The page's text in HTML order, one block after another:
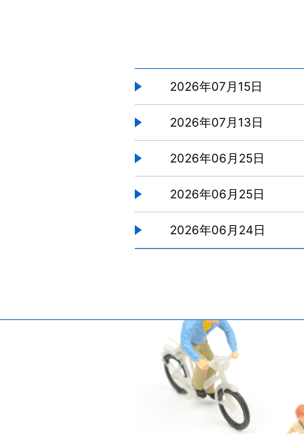
2026年07月15日
2026年07月13日
2026年06月25日
2026年06月25日
2026年06月24日